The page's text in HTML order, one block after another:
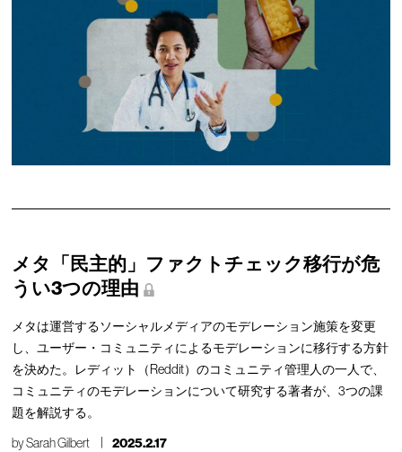
メタ「民主的」ファクトチェック移行が危
うい3つの理由
メタは運営するソーシャルメディアのモデレーション施策を変更
し、ユーザー・コミュニティによるモデレーションに移行する方針
を決めた。レディット（Reddit）のコミュニティ管理人の一人で、
コミュニティのモデレーションについて研究する著者が、3つの課
題を解説する。
bySarah Gilbert 2025.2.17